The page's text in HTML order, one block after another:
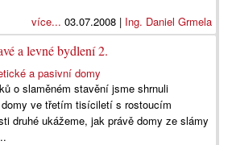
více... 03.07.2008 | Ing. Daniel Grmela
a levné bydlení 2.
a pasivní domy
o slaměném stavění jsme shrnuli
ve třetím tisíciletí s rostoucím
druhé ukážeme, jak právě domy ze slámy